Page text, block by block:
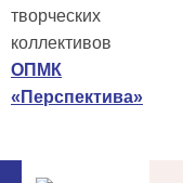
творческих
коллективов
ОПМК
«Перспектива»